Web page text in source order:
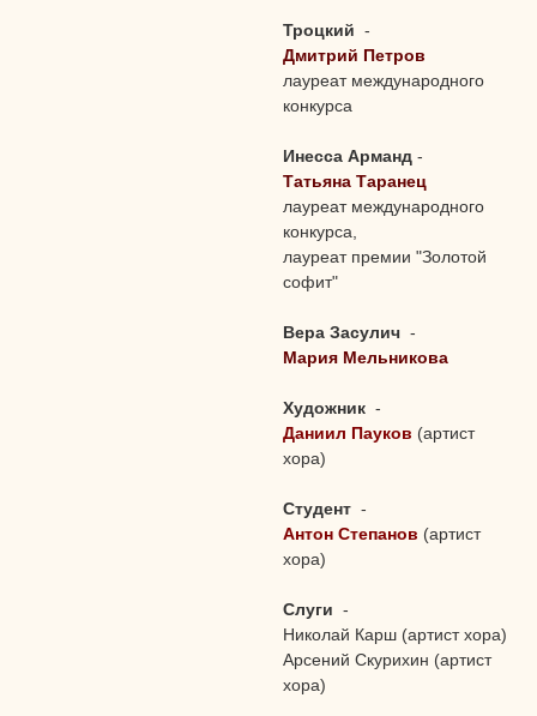
Троцкий -
Дмитрий Петров
лауреат международного
конкурса
Инесса Арманд -
Татьяна Таранец
лауреат международного
конкурса,
лауреат премии "Золотой
софит"
Вера Засулич -
Мария Мельникова
Художник -
Даниил Пауков (артист
хора)
Студент -
Антон Степанов (артист
хора)
Слуги -
Николай Карш (артист хора)
Арсений Скурихин (артист
хора)